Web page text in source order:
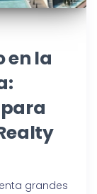
en la
grandes